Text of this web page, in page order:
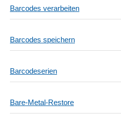
Barcodes verarbeiten
Barcodes speichern
Barcodeserien
Bare-Metal-Restore